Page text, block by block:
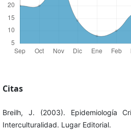
Citas
Breilh, J. (2003). Epidemiología
Interculturalidad. Lugar Editorial.